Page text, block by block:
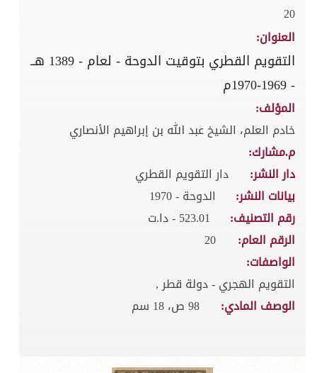
20
العنوان:
التقويم القطري بتوقيت الدوحة - لعام - 1389 هــ
- 1969-1970م
المؤلف:
خادم العلم، الشيخ عبد الله بن إبراهيم الأنصاري
م.مشارك:
دار النشر:
دار التقويم القطري
بيانات النشر:
الدوحة - 1970
رقم التصنيف:
523.01 - دا.ت
الرقم العام:
20
الواصفات:
التقويم الهجري - دولة قطر ,
الوصف المادي:
98 ص، 18 سم